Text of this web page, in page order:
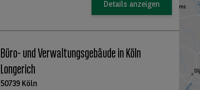
Details anzeigen
Büro- und Verwaltungsgebäude in Köln
Longerich
50739 Köln